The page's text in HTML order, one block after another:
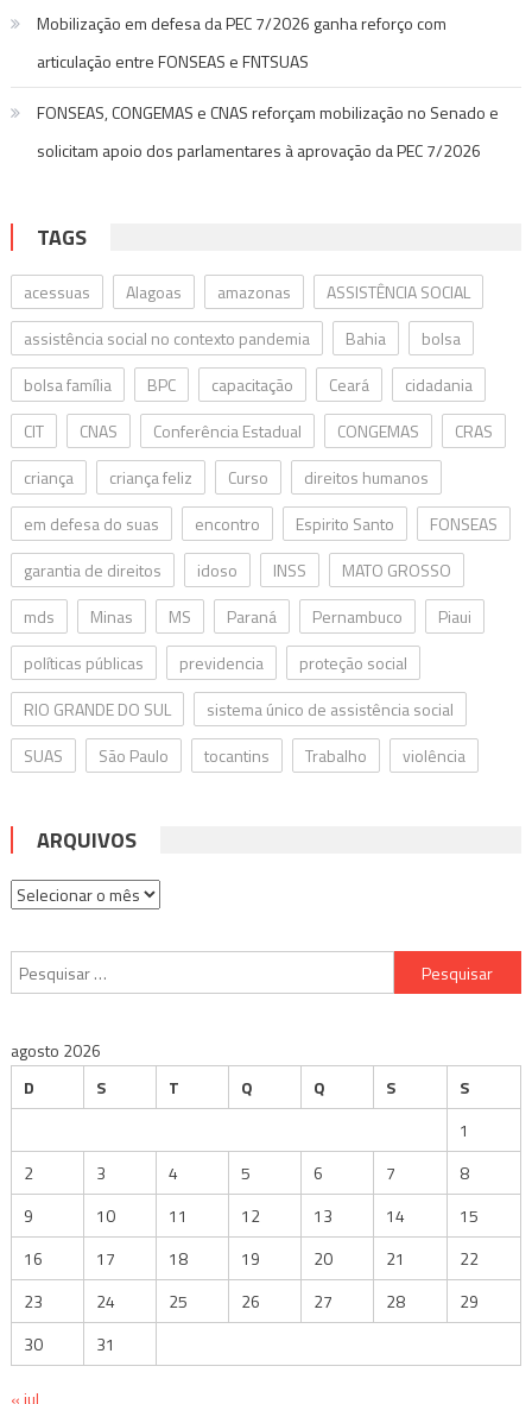
Mobilização em defesa da PEC 7/2026 ganha reforço com
articulação entre FONSEAS e FNTSUAS
FONSEAS, CONGEMAS e CNAS reforçam mobilização no Senado e
solicitam apoio dos parlamentares à aprovação da PEC 7/2026
TAGS
acessuas Alagoas amazonas
ASSISTÊNCIA SOCIAL
assistência social no contexto pandemia
Bahia
bolsa
bolsa família
BPC capacitação Ceará
cidadania
CIT
CNAS Conferência Estadual CONGEMAS
CRAS
criança
criança feliz Curso
direitos humanos
em defesa do suas
encontro Espirito Santo
FONSEAS
garantia de direitos
idoso INSS
MATO GROSSO
mds
Minas MS Paraná Pernambuco
Piaui
políticas públicas
previdencia
proteção social
RIO GRANDE DO SUL
sistema único de assistência social
SUAS
São Paulo tocantins Trabalho violência
ARQUIVOS
Arquivos
Pesquisar
por:
agosto 2026
D
S T Q Q S
S
1
2
3 4 5 6 7
8
9
10 11 12 13 14
15
16
17 18 19 20 21
22
23
24 25 26 27 28
29
30
31
« jul